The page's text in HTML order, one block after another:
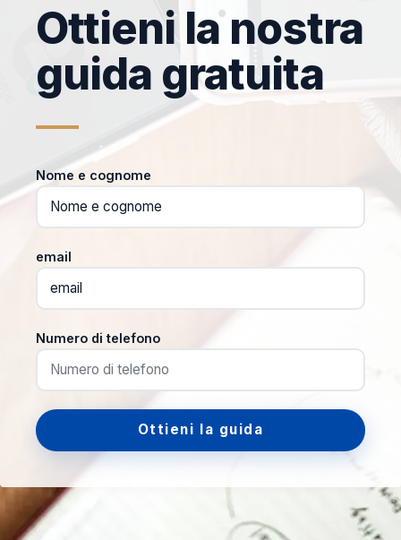
Ottieni la nostra
guida gratuita
Nome e cognome
email
Numero di telefono
Ottieni la guida